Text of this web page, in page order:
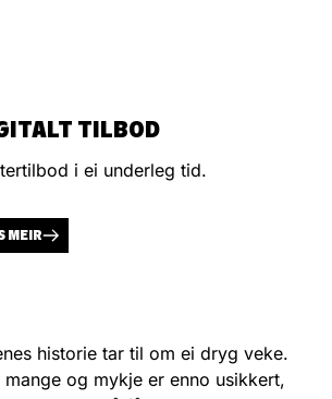
TILBOD
i ei underleg tid.
MEIR
historie tar til om ei dryg veke.
mange og mykje er enno usikkert,